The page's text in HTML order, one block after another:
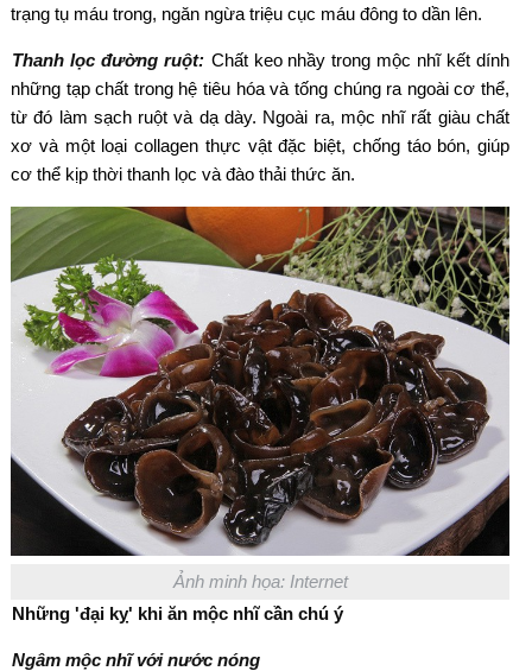
trạng tụ máu trong, ngăn ngừa triệu cục máu đông to dần lên.
Thanh lọc đường ruột: Chất keo nhầy trong mộc nhĩ kết dính
những tạp chất trong hệ tiêu hóa và tống chúng ra ngoài cơ thể,
từ đó làm sạch ruột và dạ dày. Ngoài ra, mộc nhĩ rất giàu chất
xơ và một loại collagen thực vật đặc biệt, chống táo bón, giúp
cơ thể kịp thời thanh lọc và đào thải thức ăn.
Ảnh minh họa: Internet
Những 'đại kỵ' khi ăn mộc nhĩ cần chú ý
Ngâm mộc nhĩ với nước nóng